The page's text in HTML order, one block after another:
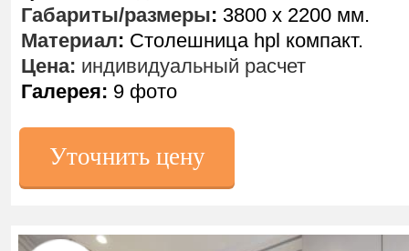
Уточнить цену
Габариты/размеры: 3800 х 2200 мм.
Материал: Столешница hpl компакт.
Цена: индивидуальный расчет
Галерея: 9 фото